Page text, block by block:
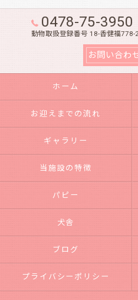
0478-75-3950
動物取扱登録番号 18-香健福
お問い合わ
ホーム
お迎えまでの流れ
ギャラリー
当施設の特徴
パピー
犬舎
ブログ
プライバシーポリシー